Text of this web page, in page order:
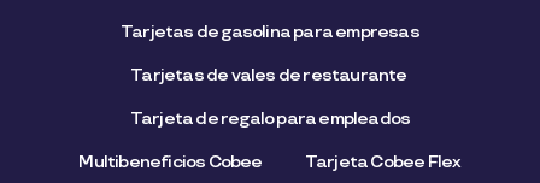
Tarjetas de gasolina para empresas
Tarjetas de vales de restaurante
Tarjeta de regalo para empleados​
Multibeneficios Cobee Tarjeta Cobee Flex